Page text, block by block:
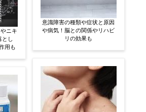
ニキ
とし
用も
意識障害の種類や症状と原因
や病気！脳との関係やリハビ
リの効果も